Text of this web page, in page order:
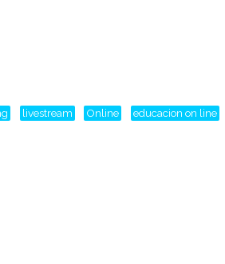
livestream Online educacion on line